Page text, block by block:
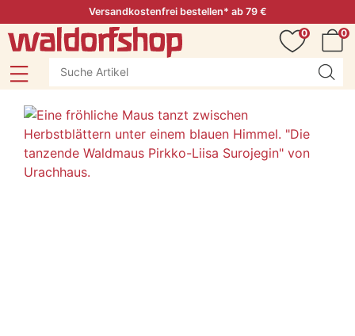
Versandkostenfrei bestellen* ab 79 €
0
0